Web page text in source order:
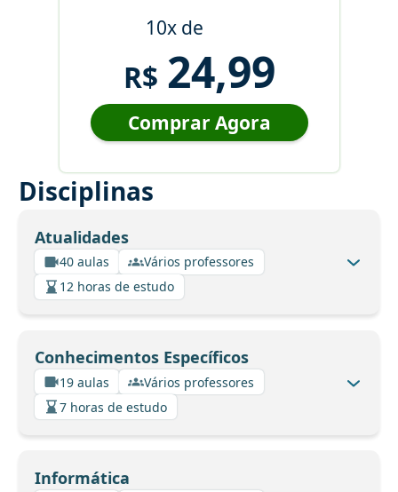
10x de
R$ 24,99
Comprar Agora
Disciplinas
Atualidades
40 aulas
Vários professores
12 horas de estudo
Conhecimentos Específicos
19 aulas
Vários professores
7 horas de estudo
Informática